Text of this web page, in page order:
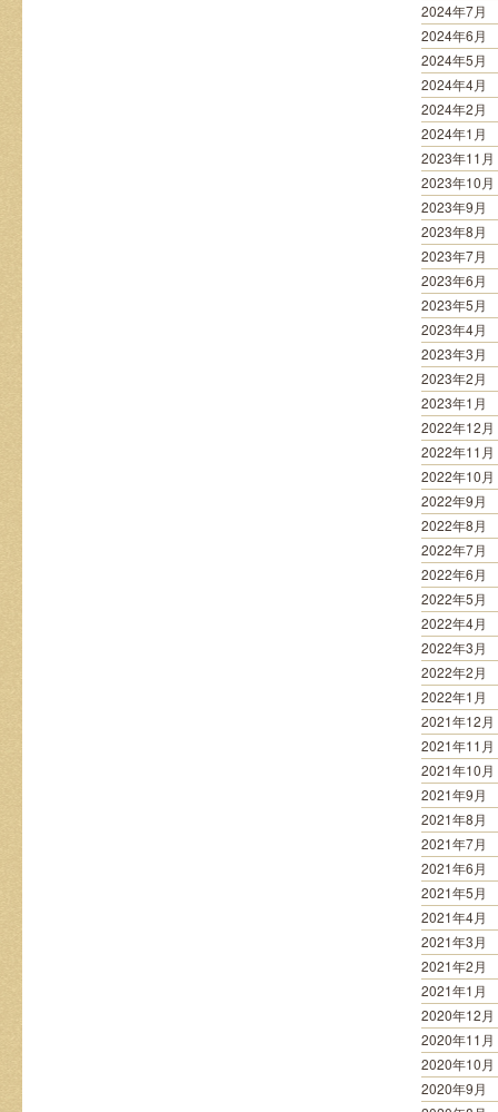
2024年7月
2024年6月
2024年5月
2024年4月
2024年2月
2024年1月
2023年11月
2023年10月
2023年9月
2023年8月
2023年7月
2023年6月
2023年5月
2023年4月
2023年3月
2023年2月
2023年1月
2022年12月
2022年11月
2022年10月
2022年9月
2022年8月
2022年7月
2022年6月
2022年5月
2022年4月
2022年3月
2022年2月
2022年1月
2021年12月
2021年11月
2021年10月
2021年9月
2021年8月
2021年7月
2021年6月
2021年5月
2021年4月
2021年3月
2021年2月
2021年1月
2020年12月
2020年11月
2020年10月
2020年9月